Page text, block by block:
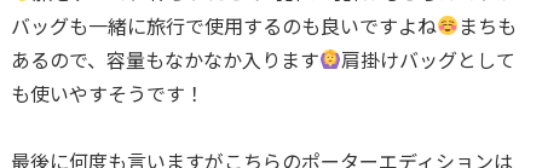
バッグも一緒に旅行で使用するのも良いですよね
まちも
あるので、容量もなかなか入ります
肩掛けバッグとして
も使いやすそうです！
最後に何度も言いますがこちらのポーターエディションは